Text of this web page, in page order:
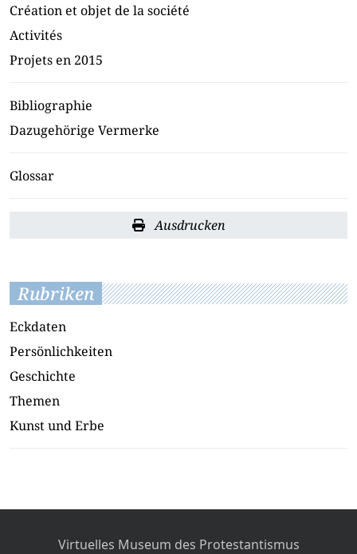
Création et objet de la société
Activités
Projets en 2015
Bibliographie
Dazugehörige Vermerke
Glossar
Ausdrucken
Rubriken
Eckdaten
Persönlichkeiten
Geschichte
Themen
Kunst und Erbe
Virtuelles Museum des Protestantismus